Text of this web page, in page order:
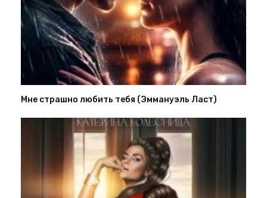
Мне страшно любить тебя (Эммануэль Ласт)